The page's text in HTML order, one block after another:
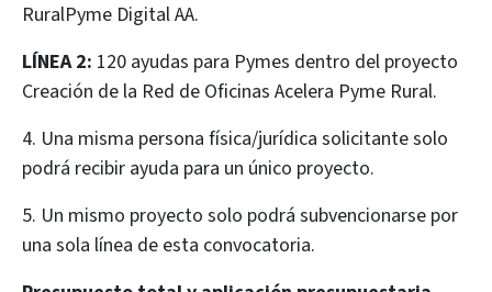
RuralPyme Digital AA.
LÍNEA 2: 120 ayudas para Pymes dentro del proyecto
Creación de la Red de Oficinas Acelera Pyme Rural.
4. Una misma persona física/jurídica solicitante solo
podrá recibir ayuda para un único proyecto.
5. Un mismo proyecto solo podrá subvencionarse por
una sola línea de esta convocatoria.